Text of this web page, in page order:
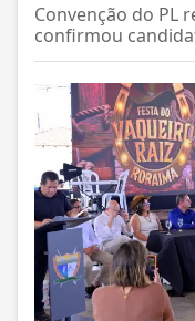
Convenção do PL
confirmou